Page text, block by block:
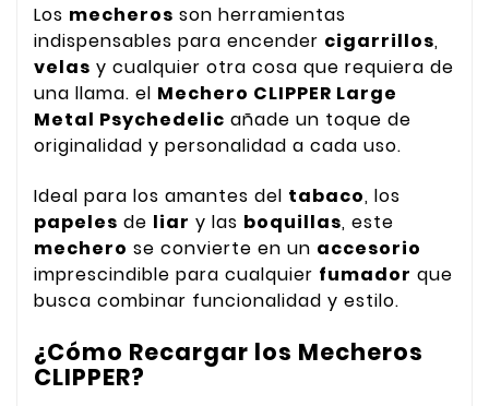
Los mecheros son herramientas
indispensables para encender cigarrillos,
velas y cualquier otra cosa que requiera de
una llama. el Mechero CLIPPER Large
Metal Psychedelic añade un toque de
originalidad y personalidad a cada uso.
Ideal para los amantes del tabaco, los
papeles de liar y las boquillas, este
mechero se convierte en un accesorio
imprescindible para cualquier fumador que
busca combinar funcionalidad y estilo.
¿Cómo Recargar los Mecheros
CLIPPER?